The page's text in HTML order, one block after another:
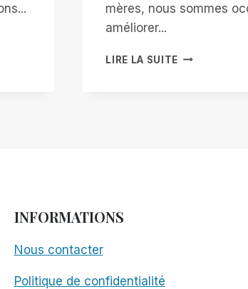
mères, nous sommes
améliorer...
LIRE LA SUITE VÉRIFICATION
INFORMATIONS
Nous contacter
Politique de confidentialité